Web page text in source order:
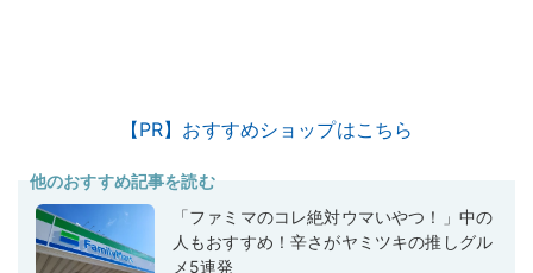
【PR】おすすめショップはこちら
他のおすすめ記事を読む
「ファミマのコレ絶対ウマいやつ！」中の
人もおすすめ！辛さがヤミツキの推しグル
メ5連発